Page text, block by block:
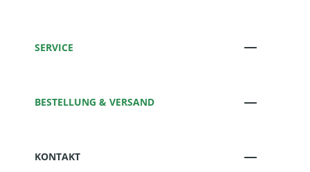
SERVICE
BESTELLUNG & VERSAND
KONTAKT